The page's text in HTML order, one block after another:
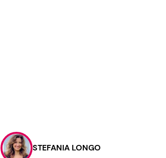
Contattaci
PubblicitàSTEFANIA LONGO